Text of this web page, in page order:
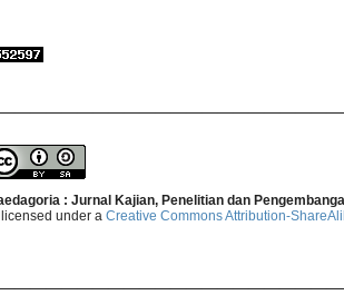
: Jurnal Kajian, Penelitian dan
under a Creative Commons Attribution-